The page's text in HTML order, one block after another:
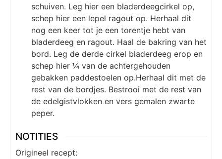
schuiven. Leg hier een bladerdeegcirkel op,
schep hier een lepel ragout op. Herhaal dit
nog een keer tot je een torentje hebt van
bladerdeeg en ragout. Haal de bakring van het
bord. Leg de derde cirkel bladerdeeg erop en
schep hier ¼ van de achtergehouden
gebakken paddestoelen op.Herhaal dit met de
rest van de bordjes. Bestrooi met de rest van
de edelgistvlokken en vers gemalen zwarte
peper.
NOTITIES
Origineel recept: